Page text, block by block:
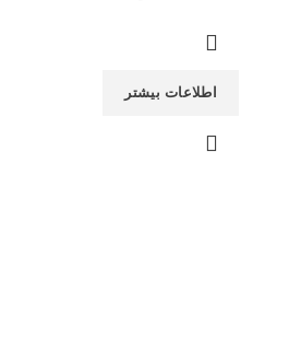
اطلاعات بیشتر